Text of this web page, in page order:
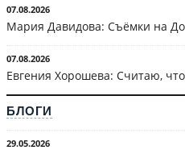
07.08.2026
Мария Давидова: Съёмки на
07.08.2026
Евгения Хорошева: Считаю,
БЛОГИ
29.05.2026